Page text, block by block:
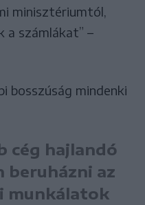
minisztériumtól,
a számlákat” –
bosszúság mindenki
cég hajlandó
beruházni az
munkálatok